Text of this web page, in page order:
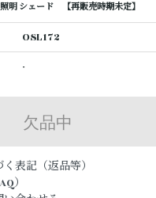
明 シェード 【再販売時期未定】
OSL172
-
表記（返品等）
）